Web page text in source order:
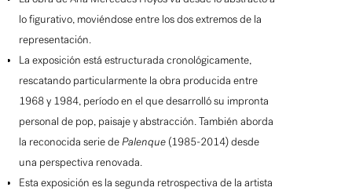
lo figurativo, moviéndose entre los dos extremos de la
representación.
La exposición está estructurada cronológicamente,
rescatando particularmente la obra producida entre
1968 y 1984, período en el que desarrolló su impronta
personal de pop, paisaje y abstracción. También aborda
la reconocida serie dePalenque (1985-2014) desde
una perspectiva renovada.
Esta exposición es la segunda retrospectiva de la artista